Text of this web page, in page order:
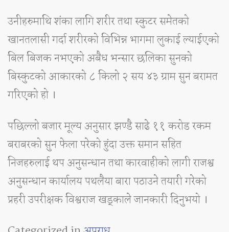
उनीहरुमाथि शंका लागि शरीर तथा स्कुटर समेतको
खानतलासी गर्दा शरीरको विभिन्न भागमा लुकाई ल्याईएको
बिल बिजक नभएको अबैध भन्सार छलिका सुनको
बिस्कुटको आकारको ८ किलो २ सय ४३ ग्राम सुन बरामत
गरिएको हो ।
पछिल्लो बजार मूल्य अनुसार झण्डै साढे ११ करोड रकम
बराबरको सुन फेला परेको हुंदा उक्त समान सहित
निजहरुलाई थप अनुसन्धान तथा कारवाहीको लागी राजश्व
अनुसन्धान कार्यालय पथलैया बारा पठाउने तयारी गरेको
प्रहरी उपरीक्षक विश्वराज खड्काले जानकारी दिनुभयो ।